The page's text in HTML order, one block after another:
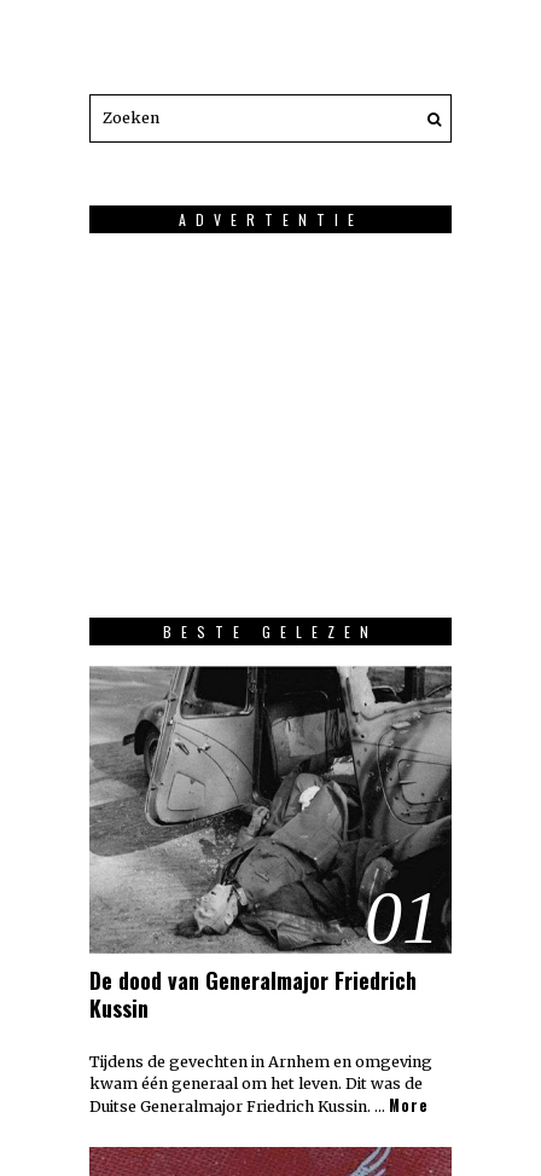
ADVERTENTIE
BESTE GELEZEN
01
De dood van Generalmajor Friedrich
Kussin
Tijdens de gevechten in Arnhem en omgeving
kwam één generaal om het leven. Dit was de
Duitse Generalmajor Friedrich Kussin. … More